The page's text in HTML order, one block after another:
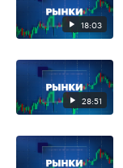
18:03
28:51